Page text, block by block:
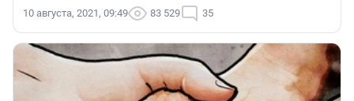
10 августа, 2021, 09:49 83 529 35